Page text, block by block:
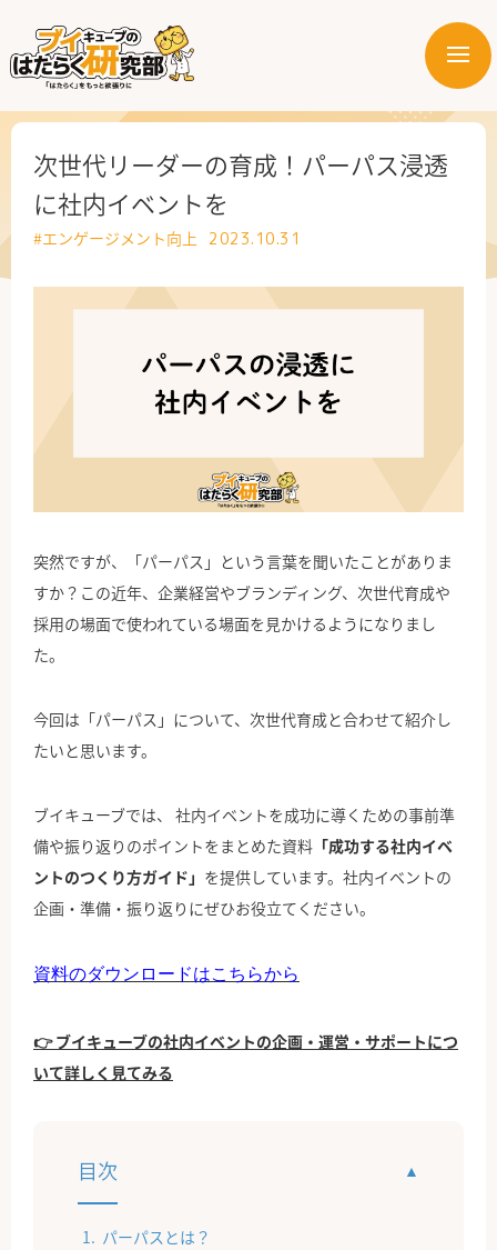
メ
ー
はたらく部署
はたらく課題
次世代リーダーの育成！パーパス浸透
に社内イベントを
#エンゲージメント向上 2023.10.31
突然ですが、「パーパス」という言葉を聞いたことがありま
すか？この近年、企業経営やブランディング、次世代育成や
採用の場面で使われている場面を見かけるようになりまし
た。
今回は「パーパス」について、次世代育成と合わせて紹介し
たいと思います。
ブイキューブでは、 社内イベントを成功に導くための事前準
備や振り返りのポイントをまとめた資料 「成功する社内イベ
ントのつくり方ガイド」 を提供しています。社内イベントの
企画・準備・振り返りにぜひお役立てください。
資料のダウンロードはこちらから
👉 ブイキューブの社内イベントの企画・運営・サポートにつ
いて詳しく見てみる
目次
パーパスとは？